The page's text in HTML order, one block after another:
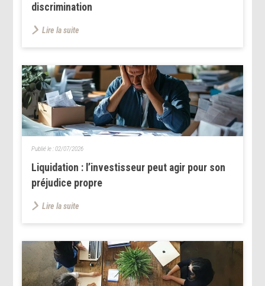
discrimination
Lire la suite
Liquidation : l’investisseur peut agir pour son
préjudice propre
Publié le :02/07/2026
Lire la suite